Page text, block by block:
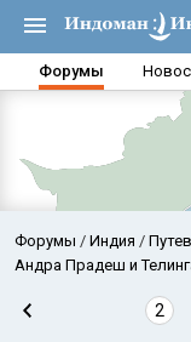
Форумы
Форумы Индия
Андра Прадеш и
2